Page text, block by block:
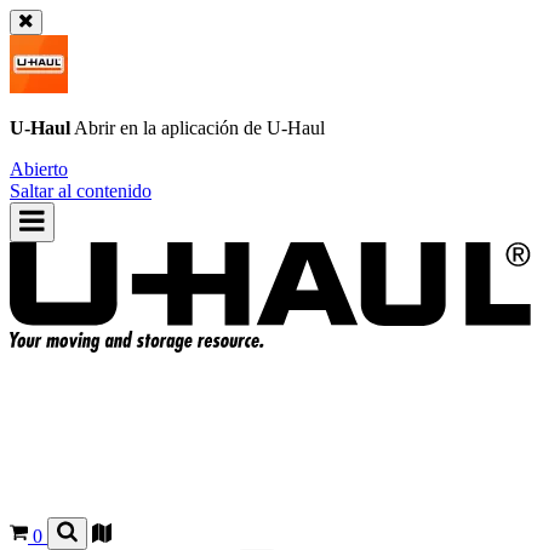
U-Haul Abrir en la aplicación de U-Haul
Abierto
Saltar al contenido
0